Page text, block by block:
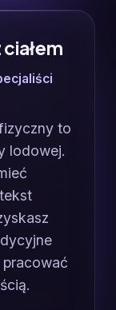
to
lodowej.